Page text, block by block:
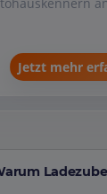
Jetzt mehr